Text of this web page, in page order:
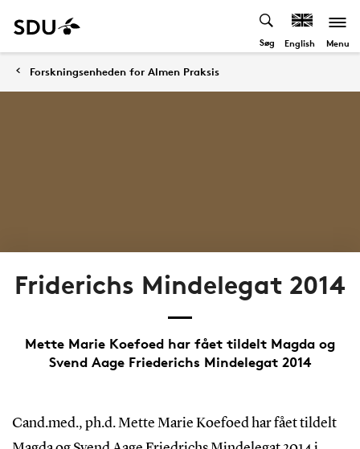
Søg English Menu
Forskningsenheden for Almen Praksis
Friderichs Mindelegat 2014
Mette Marie Koefoed har fået tildelt Magda og
Svend Aage Friederichs Mindelegat 2014
Cand.med., ph.d. Mette Marie Koefoed har fået tildelt